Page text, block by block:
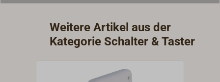
Weitere Artikel aus der
Kategorie Schalter & Taster